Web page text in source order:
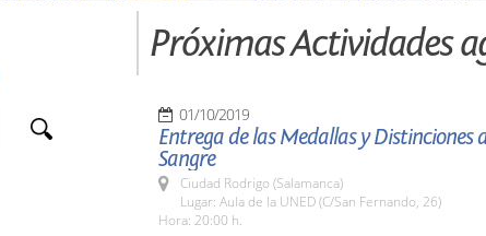
Próximas Actividades
01/10/2019
Entrega de las Medallas y Distinciones
Sangre
Ciudad Rodrigo (Salamanca)
Lugar: Aula de la UNED (C/San Fernando, 26)
Hora: 20:00 h.